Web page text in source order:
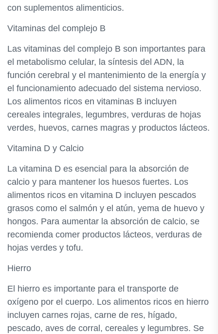
con suplementos alimenticios.
Vitaminas del complejo B
Las vitaminas del complejo B son importantes para
el metabolismo celular, la síntesis del ADN, la
función cerebral y el mantenimiento de la energía y
el funcionamiento adecuado del sistema nervioso.
Los alimentos ricos en vitaminas B incluyen
cereales integrales, legumbres, verduras de hojas
verdes, huevos, carnes magras y productos lácteos.
Vitamina D y Calcio
La vitamina D es esencial para la absorción de
calcio y para mantener los huesos fuertes. Los
alimentos ricos en vitamina D incluyen pescados
grasos como el salmón y el atún, yema de huevo y
hongos. Para aumentar la absorción de calcio, se
recomienda comer productos lácteos, verduras de
hojas verdes y tofu.
Hierro
El hierro es importante para el transporte de
oxígeno por el cuerpo. Los alimentos ricos en hierro
incluyen carnes rojas, carne de res, hígado,
pescado, aves de corral, cereales y legumbres. Se